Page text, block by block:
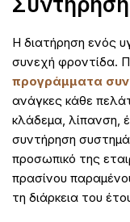
Η διατήρηση ενός
συνεχή φροντίδα.
προγράμματα
ανάγκες κάθε
κλάδεμα, λίπανση,
συντήρηση
προσωπικό της
πρασίνου
τη διάρκεια του